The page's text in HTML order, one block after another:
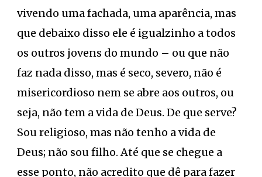
vivendo uma fachada, uma aparência, mas
que debaixo disso ele é igualzinho a todos
os outros jovens do mundo – ou que não
faz nada disso, mas é seco, severo, não é
misericordioso nem se abre aos outros, ou
seja, não tem a vida de Deus. De que serve?
Sou religioso, mas não tenho a vida de
Deus; não sou filho. Até que se chegue a
esse ponto, não acredito que dê para fazer